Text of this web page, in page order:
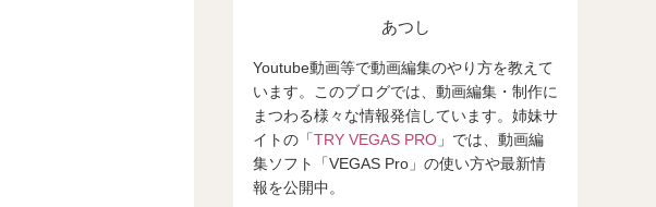
あつし
Youtube動画等で動画編集のやり方を教えて
います。このブログでは、動画編集・制作に
まつわる様々な情報発信しています。姉妹サ
イトの「TRY VEGAS PRO 」では、動画編
集ソフト「VEGAS Pro」の使い方や最新情
報を公開中。